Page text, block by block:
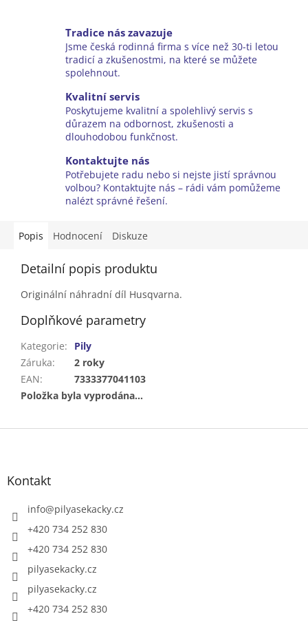
Tradice nás zavazuje
Jsme česká rodinná firma s více než 30-ti letou
tradicí a zkušenostmi, na které se můžete
spolehnout.
Kvalitní servis
Poskytujeme kvalitní a spolehlivý servis s
důrazem na odbornost, zkušenosti a
dlouhodobou funkčnost.
Kontaktujte nás
Potřebujete radu nebo si nejste jistí správnou
volbou? Kontaktujte nás – rádi vám pomůžeme
nalézt správné řešení.
Popis Hodnocení Diskuze
Detailní popis produktu
Originální náhradní díl Husqvarna.
Doplňkové parametry
Kategorie:
Pily
Záruka:
2 roky
EAN:
7333377041103
Položka byla vyprodána…
Z
Kontakt
info@pilyasekacky.cz
+420 734 252 830
+420 734 252 830
pilyasekacky.cz
pilyasekacky.cz
+420 734 252 830